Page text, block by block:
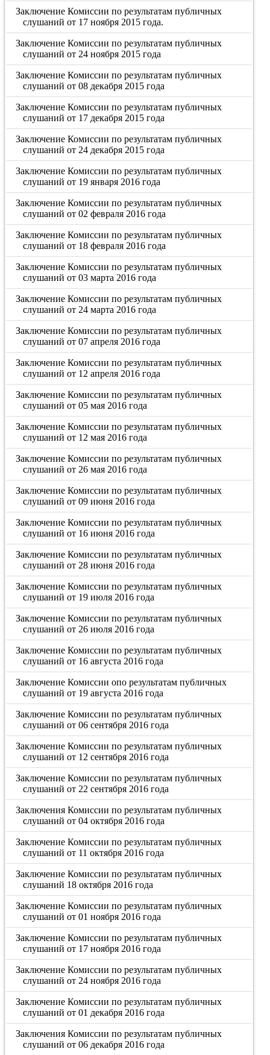
Заключение Комиссии по результатам публичных
слушаний от 17 ноября 2015 года.
Заключение Комиссии по результатам публичных
слушаний от 24 ноября 2015 года
Заключение Комиссии по результатам публичных
слушаний от 08 декабря 2015 года
Заключение Комиссии по результатам публичных
слушаний от 17 декабря 2015 года
Заключение Комиссии по результатам публичных
слушаний от 24 декабря 2015 года
Заключение Комиссии по результатам публичных
слушаний от 19 января 2016 года
Заключение Комиссии по результатам публичных
слушаний от 02 февраля 2016 года
Заключение Комиссии по результатам публичных
слушаний от 18 февраля 2016 года
Заключение Комиссии по результатам публичных
слушаний от 03 марта 2016 года
Заключение Комиссии по результатам публичных
слушаний от 24 марта 2016 года
Заключение Комиссии по результатам публичных
слушаний от 07 апреля 2016 года
Заключение Комиссии по результатам публичных
слушаний от 12 апреля 2016 года
Заключение Комиссии по результатам публичных
слушаний от 05 мая 2016 года
Заключение Комиссии по результатам публичных
слушаний от 12 мая 2016 года
Заключение Комиссии по результатам публичных
слушаний от 26 мая 2016 года
Заключение Комиссии по результатам публичных
слушаний от 09 июня 2016 года
Заключение Комиссии по результатам публичных
слушаний от 16 июня 2016 года
Заключение Комиссии по результатам публичных
слушаний от 28 июня 2016 года
Заключение Комиссии по результатам публичных
слушаний от 19 июля 2016 года
Заключение Комиссии по результатам публичных
слушаний от 26 июля 2016 года
Заключение Комиссии по результатам публичных
слушаний от 16 августа 2016 года
Заключение Комиссии опо результатам публичных
слушаний от 19 августа 2016 года
Заключение Комиссии по результатам публичных
слушаний от 06 сентября 2016 года
Заключение Комиссии по результатам публичных
слушаний от 12 сентября 2016 года
Заключение Комиссии по результатам публичных
слушаний от 22 сентября 2016 года
Заключения Комиссии по результатам публичных
слушаний от 04 октября 2016 года
Заключение Комиссии по результатам публичных
слушаний от 11 октября 2016 года
Заключение Комиссии по результатам публичных
слушаний 18 октября 2016 года
Заключение Комиссии по результатам публичных
слушаний от 01 ноября 2016 года
Заключение Комиссии по результатам публичных
слушаний от 17 ноября 2016 года
Заключение Комиссии по результатам публичных
слушаний от 24 ноября 2016 года
Заключение Комиссии по результатам публичных
слушаний от 01 декабря 2016 года
Заключения Комиссии по результатам публичных
слушаний от 06 декабря 2016 года